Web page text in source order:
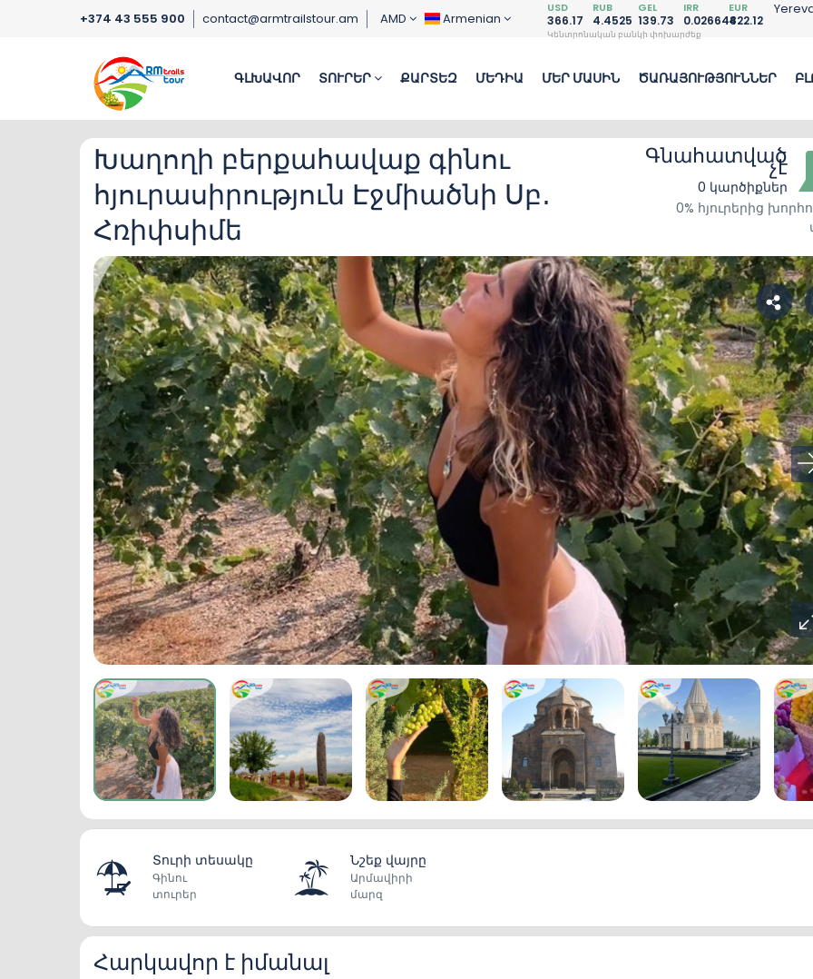
+374 43 555 900 contact@armtrailstour.am AMD Armenian
USD
366.17
RUB
4.4525
GEL
139.73
IRR
0.026648
EUR
422.12
Կենտրոնական բանկի փոխարժեք
ԳԼԽԱՎՈՐ ՏՈՒՐԵՐ ՔԱՐՏԵԶ ՄԵԴԻԱ ՄԵՐ ՄԱՍԻՆ ԾԱՌԱՅՈՒԹՅՈՒՆՆԵՐ
Խաղողի բերքահավաք գինու
հյուրասիրություն Էջմիածնի Սբ․
Հռիփսիմե
Գնահատված
չէ
0 կարծիքներ
0% հյուրերից
Տուրի տեսակը
Գինու
տուրեր
Նշեք վայրը
Արմավիրի
մարզ
Հարկավոր է իմանալ